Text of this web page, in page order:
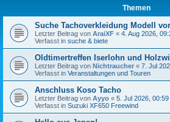
Themen
Suche Tachoverkleidung Modell
Letzter Beitrag von AraiXF « 4. Aug 2026,
Verfasst in suche & biete
Oldtimertreffen Iserlohn und
Letzter Beitrag von Nichtraucher « 7. Jul
Verfasst in Veranstaltungen und Touren
Anschluss Koso Tacho
Letzter Beitrag von Ayyo « 5. Jul 2026, 00:59
Verfasst in Suzuki XF650 Freewind